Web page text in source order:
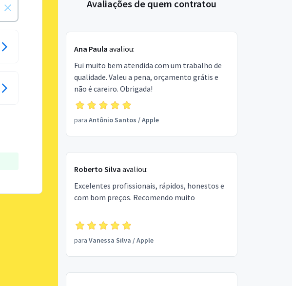
Avaliações de quem contratou
Ana Paula avaliou:
Fui muito bem atendida com um trabalho de
qualidade. Valeu a pena, orçamento grátis e
não é careiro. Obrigada!
para Antônio Santos /Apple
Roberto Silva avaliou:
Excelentes profissionais, rápidos, honestos e
com bom preços. Recomendo muito
para Vanessa Silva /Apple